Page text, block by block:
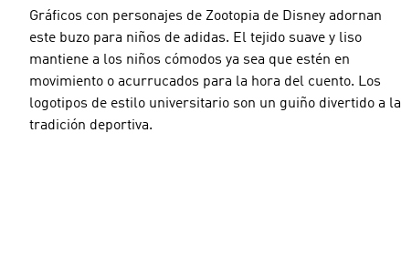
Gráficos con personajes de Zootopia de Disney adornan
este buzo para niños de adidas. El tejido suave y liso
mantiene a los niños cómodos ya sea que estén en
movimiento o acurrucados para la hora del cuento. Los
logotipos de estilo universitario son un guiño divertido a la
tradición deportiva.